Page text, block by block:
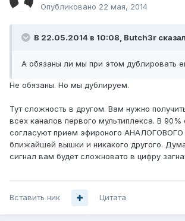
Опубликовано 22 мая, 2014
В 22.05.2014 в 10:08, Butch3r
А обязаны ли мы при этом дублировать
Не обязаны. Но мы дублируем.
Тут сложность в другом. Вам нужно
всех каналов первого мультиплекса. В
согласуют прием эфироного АНАЛОГОВОГО
ближайшей вышки и никакого другого.
сигнал вам будет сложновато в цифру
Вставить ник Цитата